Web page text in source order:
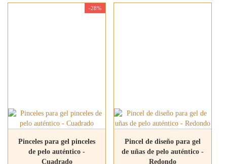
-28%
Pinceles para gel pinceles
de pelo auténtico -
Cuadrado
Pincel de diseño para gel
de uñas de pelo auténtico -
Redondo